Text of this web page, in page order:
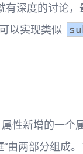
有深度的讨论，
以实现类似
属性新增的一个
由两部分组成